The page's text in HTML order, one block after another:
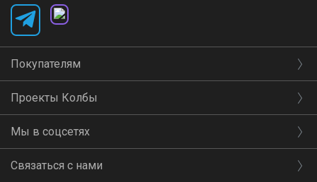
Покупателям
Проекты Колбы
Мы в соцсетях
Связаться с нами